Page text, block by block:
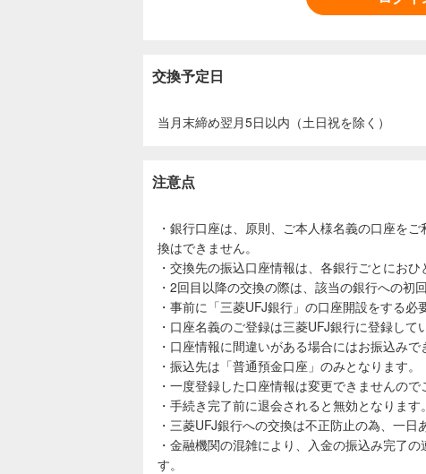
交換予定日
当月末締め翌月5日以内（土日祝を除く）
注意点
・銀行口座は、原則、ご本人様名義の口座を
換はできません。
・交換先の振込口座情報は、各銀行ごとにお
・2回目以降の交換の際は、該当の銀行への初
・事前に「三菱UFJ銀行」の口座開設をする必
・口座名義のご登録は三菱UFJ銀行に登録して
・口座情報に間違いがある場合にはお振込みで
・振込先は「普通預金口座」のみとなります。
・一度登録した口座情報は変更できませんので
・手続き完了前に退会されると無効となります。
・三菱UFJ銀行への交換は不正防止の為、一日
・金融機関の混雑により、入金の振込み完了
す。